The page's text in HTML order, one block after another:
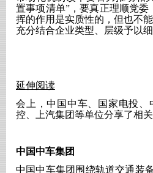
置事项清单”，要真正理顺党
挥的作用是实质性的，但也不
充分结合企业类型、层级予以
延伸阅读
会上，中国中车、国家电投
控、上汽集团等单位分享了相关
中国中车集团
中国中车集团围绕轨道交通装